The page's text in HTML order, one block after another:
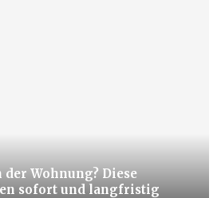
der Wohnung? Diese
sofort und langfristig